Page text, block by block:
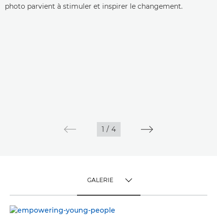
photo parvient à stimuler et inspirer le changement.
1 / 4
GALERIE
GALERIE